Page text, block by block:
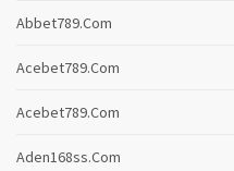
Abbet789.com
Acebet789.com
Acebet789.com
Aden168ss.com